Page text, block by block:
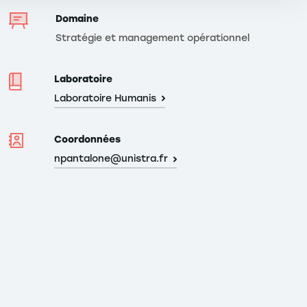
Domaine
Stratégie et management opérationnel
Laboratoire
Laboratoire Humanis
Coordonnées
npantalone@unistra.fr